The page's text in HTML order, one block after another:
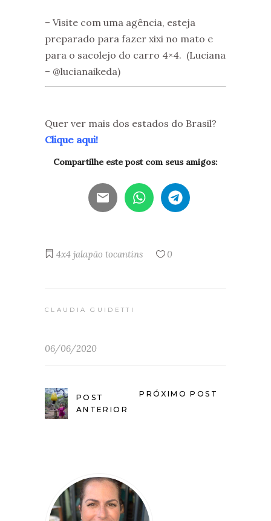
– Visite com uma agência, esteja
preparado para fazer xixi no mato e
para o sacolejo do carro 4×4. (Luciana
– @lucianaikeda)
Quer ver mais dos estados do Brasil?
Clique aqui!
Compartilhe este post com seus amigos:
4x4 jalapão tocantins 0
CLAUDIA GUIDETTI
06/06/2020
POST
ANTERIOR
PRÓXIMO POST